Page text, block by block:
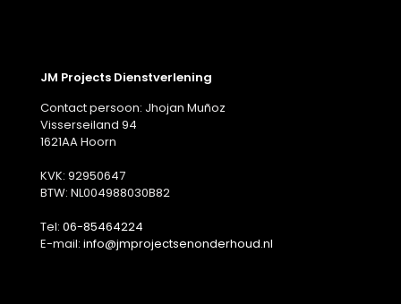
JM Projects Dienstverlening
Contact persoon: Jhojan Muñoz
Visserseiland 94
1621AA Hoorn
KVK: 92950647
BTW: NL004988030B82
Tel: 06-85464224
E-mail: info@jmprojectsenonderhoud.nl